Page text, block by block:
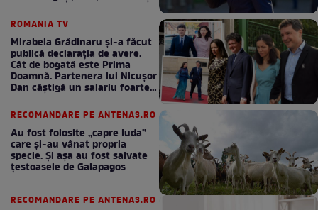
ROMANIA TV
Mirabela Grădinaru și-a făcut
publică declarația de avere.
Cât de bogată este Prima
Doamnă. Partenera lui Nicușor
Dan câștigă un salariu foarte
RECOMANDARE PE ANTENA3.RO
Au fost folosite „capre Iuda”
care și-au vânat propria
specie. Și așa au fost salvate
țestoasele de Galapagos
RECOMANDARE PE ANTENA3.RO